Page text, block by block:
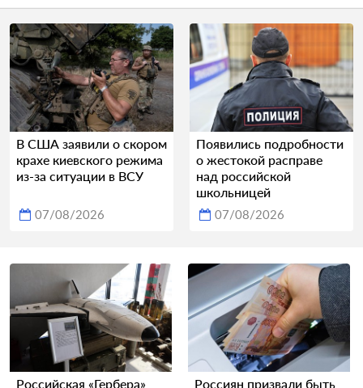
В США заявили о скором
крахе киевского режима
из-за ситуации в ВСУ
07/08/2026
Появились подробности
о жестокой расправе
над российской
школьницей
07/08/2026
Российская «Гербера» Россиян призвали быть